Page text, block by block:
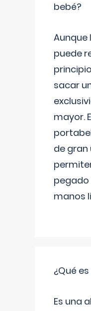
bebé?
puede
sacar
mayor.
de gran
pegado
manos
¿Qué
Es una